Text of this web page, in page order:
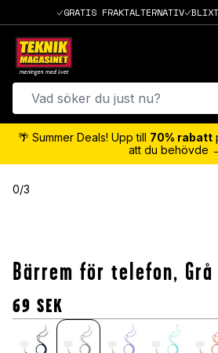
GRATIS FRAKTALTERNATIV
🌴 Summer Deals! Upp till 70% rabatt
att du behövde
0/3
Bärrem för telefon, Grå
69 SEK